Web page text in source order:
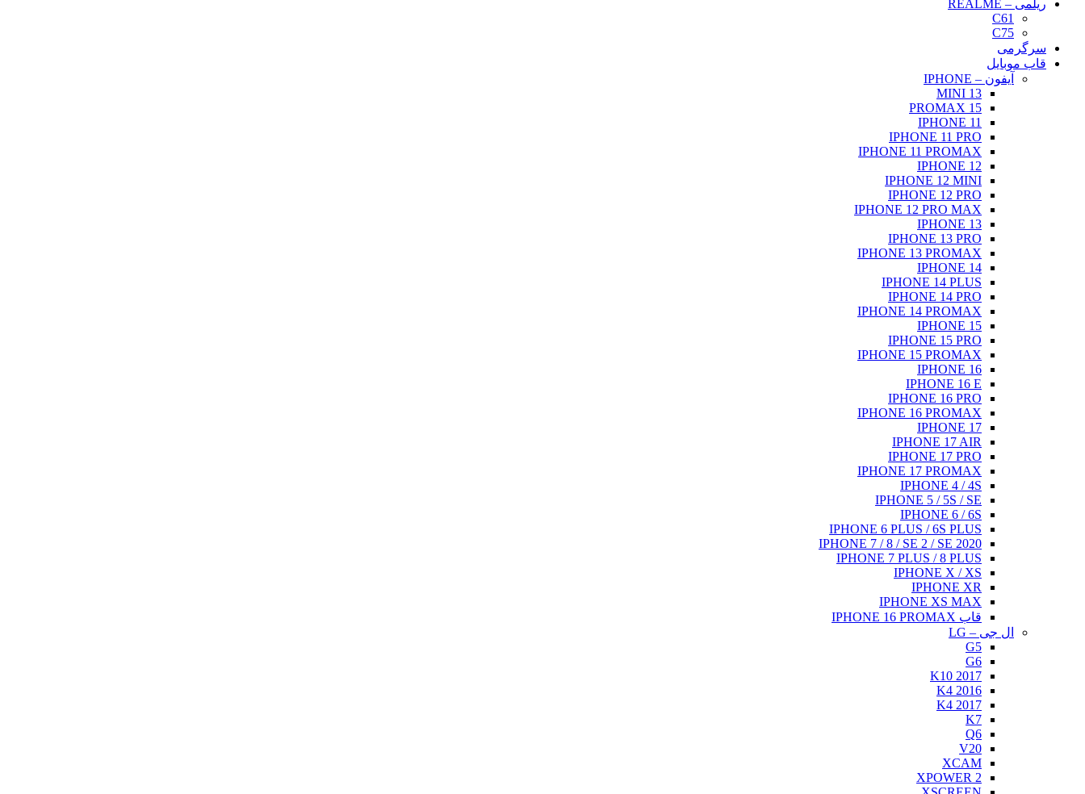
ریلمی – REALME
C61
C75
سرگرمی
قاب موبایل
آیفون – IPHONE
13 MINI
15 PROMAX
IPHONE 11
IPHONE 11 PRO
IPHONE 11 PROMAX
IPHONE 12
IPHONE 12 MINI
IPHONE 12 PRO
IPHONE 12 PRO MAX
IPHONE 13
IPHONE 13 PRO
IPHONE 13 PROMAX
IPHONE 14
IPHONE 14 PLUS
IPHONE 14 PRO
IPHONE 14 PROMAX
IPHONE 15
IPHONE 15 PRO
IPHONE 15 PROMAX
IPHONE 16
IPHONE 16 E
IPHONE 16 PRO
IPHONE 16 PROMAX
IPHONE 17
IPHONE 17 AIR
IPHONE 17 PRO
IPHONE 17 PROMAX
IPHONE 4 / 4S
IPHONE 5 / 5S / SE
IPHONE 6 / 6S
IPHONE 6 PLUS / 6S PLUS
IPHONE 7 / 8 / SE 2 / SE 2020
IPHONE 7 PLUS / 8 PLUS
IPHONE X / XS
IPHONE XR
IPHONE XS MAX
قاب IPHONE 16 PROMAX
ال جی – LG
G5
G6
K10 2017
K4 2016
K4 2017
K7
Q6
V20
XCAM
XPOWER 2